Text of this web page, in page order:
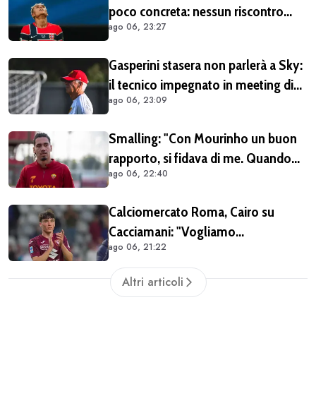
poco concreta: nessun riscontro
positivo dal calciatore né dal Lipsia
ago 06, 23:27
Gasperini stasera non parlerà a Sky:
il tecnico impegnato in meeting di
mercato
ago 06, 23:09
Smalling: "Con Mourinho un buon
rapporto, si fidava di me. Quando
mi criticò? Mi aveva dato la
avevo raggiunto il limite con gli
antidolorifici"
ago 06, 22:40
Calciomercato Roma, Cairo su
Cacciamani: "Vogliamo
assolutamente tenerlo". Distanza tra
i club sulla valutazione del
giocatore
ago 06, 21:22
Altri articoli